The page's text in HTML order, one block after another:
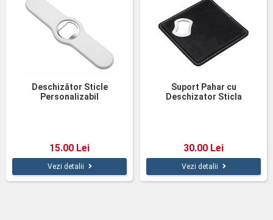
Deschizător Sticle
Personalizabil
15.00 Lei
Vezi detalii
Suport Pahar cu
Deschizator Sticla
30.00 Lei
Vezi detalii